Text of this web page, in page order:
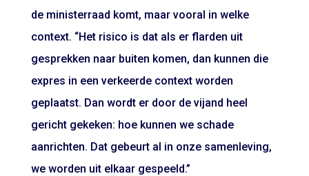
de ministerraad komt, maar vooral in welke
context. “Het risico is dat als er flarden uit
gesprekken naar buiten komen, dan kunnen die
expres in een verkeerde context worden
geplaatst. Dan wordt er door de vijand heel
gericht gekeken: hoe kunnen we schade
aanrichten. Dat gebeurt al in onze samenleving,
we worden uit elkaar gespeeld.”